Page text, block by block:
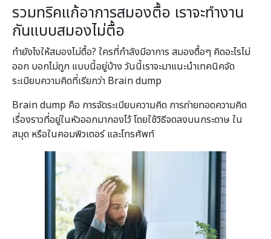
รวมทริคแก้อาการสมองตื้อ เราจะทำงาน
กันแบบสมองไม่ตื้อ
ทำยังไงให้สมองไม่ตื้อ? ใครที่กำลังมีอาการ สมองตื้อๆ คิดอะไรไม่
ออก บอกไม่ถูก แบบนี้อยู่บ้าง วันนี้เราจะมาแนะนำเทคนิคจัด
ระเบียบความคิดที่เรียกว่า Brain dump
Brain dump คือ การจัดระเบียบความคิด การถ่ายทอดความคิด
เรื่องราวที่อยู่ในหัวออกมากองไว้ โดยใช้วิธีจดลงบนกระดาษ ใน
สมุด หรือในคอมพิวเตอร์ และโทรศัพท์